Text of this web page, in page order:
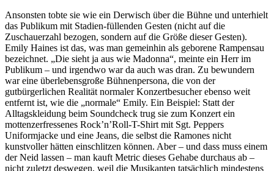
Ansonsten tobte sie wie ein Derwisch über die Bühne und unterhielt
das Publikum mit Stadien-füllenden Gesten (nicht auf die
Zuschauerzahl bezogen, sondern auf die Größe dieser Gesten).
Emily Haines ist das, was man gemeinhin als geborene Rampensau
bezeichnet. „Die sieht ja aus wie Madonna“, meinte ein Herr im
Publikum – und irgendwo war da auch was dran. Zu bewundern
war eine überlebensgroße Bühnenpersona, die von der
gutbürgerlichen Realität normaler Konzertbesucher ebenso weit
entfernt ist, wie die „normale“ Emily. Ein Beispiel: Statt der
Alltagskleidung beim Soundcheck trug sie zum Konzert ein
mottenzerfressenes Rock’n’Roll-T-Shirt mit Sgt. Peppers
Uniformjacke und eine Jeans, die selbst die Ramones nicht
kunstvoller hätten einschlitzen können. Aber – und dass muss einem
der Neid lassen – man kauft Metric dieses Gehabe durchaus ab –
nicht zuletzt deswegen, weil die Musikanten tatsächlich mindestens